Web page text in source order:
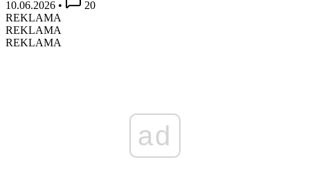
10.06.2026 •
20
REKLAMA
REKLAMA
REKLAMA
ad